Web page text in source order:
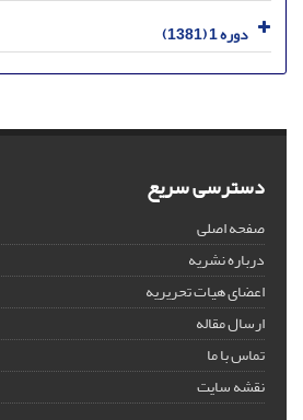
دوره 1 (1381)
دسترسی سریع
صفحه اصلی
درباره نشریه
اعضای هیات تحریریه
ارسال مقاله
تماس با ما
نقشه سایت